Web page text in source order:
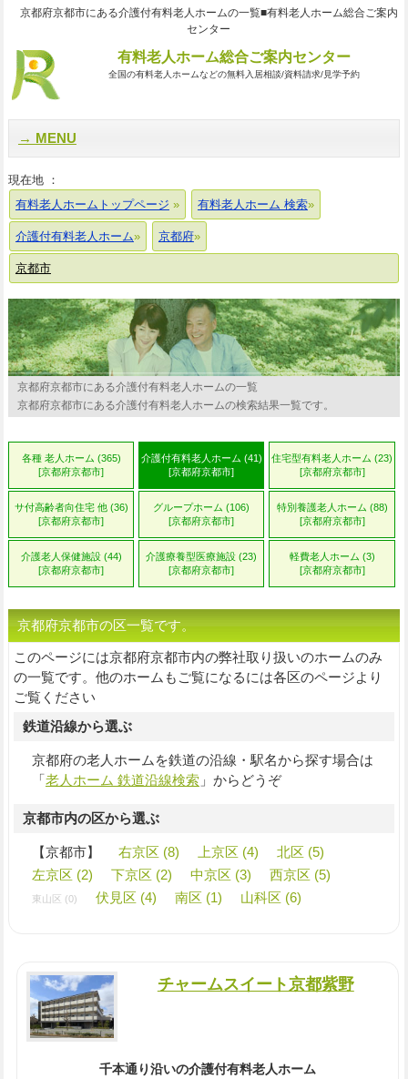
京都府京都市にある介護付有料老人ホームの一覧■有料老人ホーム総合ご案内
センター
有料老人ホーム総合ご案内センター
全国の有料老人ホームなどの無料入居相談/資料請求/見学予約
MENU
現在地 ：
有料老人ホームトップページ
有料老人ホーム 検索
介護付有料老人ホーム 京都府
京都市
京都府京都市にある介護付有料老人ホームの一覧
京都府京都市にある介護付有料老人ホームの検索結果一覧です。
各種 老人ホーム (365)
[京都府京都市]
介護付有料老人ホーム (41)
[京都府京都市]
住宅型有料老人ホーム (23)
[京都府京都市]
サ付高齢者向住宅 他 (36)
[京都府京都市]
グループホーム (106)
[京都府京都市]
特別養護老人ホーム (88)
[京都府京都市]
介護老人保健施設 (44)
[京都府京都市]
介護療養型医療施設 (23)
[京都府京都市]
軽費老人ホーム (3)
[京都府京都市]
京都府京都市の区一覧です。
このページには京都府京都市内の弊社取り扱いのホームのみ
の一覧です。他のホームもご覧になるには各区のページより
ご覧ください
鉄道沿線から選ぶ
京都府の老人ホームを鉄道の沿線・駅名から探す場合は
「老人ホーム 鉄道沿線検索」からどうぞ
京都市内の区から選ぶ
【京都市】 右京区 (8) 上京区 (4)
北区 (5)
左京区 (2)
下京区 (2) 中京区 (3) 西京区 (5)
東山区 (0) 伏見区 (4) 南区 (1) 山科区 (6)
チャームスイート京都紫野
千本通り沿いの介護付有料老人ホーム